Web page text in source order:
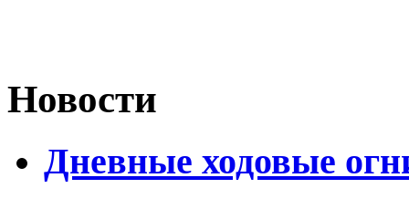
Новости
Дневные ходовые